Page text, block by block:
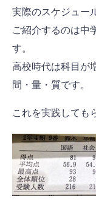
実際のスケジュー
ご紹介するのは中
す。
高校時代は科目が
間・量・質です。
これを実践しても